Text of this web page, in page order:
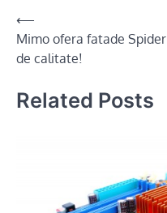
Post
navigation
⟵
Mimo ofera fatade Spider
de calitate!
Related Posts